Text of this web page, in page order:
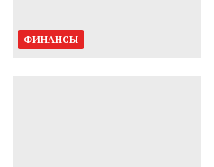
ФИНАНСЫ